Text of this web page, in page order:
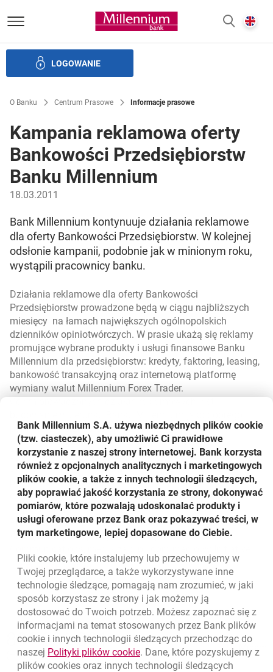
Bank Millennium homepage
LOGOWANIE
O Banku Centrum Prasowe Informacje prasowe
Kampania reklamowa oferty
Bankowości Przedsiębiorstw
Banku Millennium
18.03.2011
Bank Millennium kontynuuje działania reklamowe
dla oferty Bankowości Przedsiębiorstw. W kolejnej
odsłonie kampanii, podobnie jak w minionym roku,
wystąpili pracownicy banku.
Działania reklamowe dla oferty Bankowości
Przedsiębiorstw prowadzone będą w ciągu najbliższych
miesięcy na łamach największych ogólnopolskich
dzienników opiniotwórczych. W prasie ukażą się reklamy
promujące wybrane produkty i usługi finansowe Banku
Millennium dla przedsiębiorstw: kredyty, faktoring, leasing,
bankowość transakcyjną oraz internetową platformę
wymiany walut Millennium Forex Trader.
partnera dla przedsiębiorców- mówi Filip Mazurek,
Kierujący Zespołem Zarządzania Produktami w
Departamencie Marketingu Bankowości Przedsiębiorstw
Banku Millennium.Podobnie jak w przypadku kampanii
przeprowadzonej w 2010 roku, która przyniosła bardzo
dobre efekty, do wystąpienia w reklamach prasowych
zaprosiliśmy pracowników obszaru Bankowości
Przedsiębiorstw Banku Millennium- dodaje Filip Mazurek.
Kreację kampanii przygotowała agencja Mather
Powrót do listy
Nawigacja dolna
Zadzwoń do nas
801 331 331
(+48) 22 598 40 40
Migam
Bank Millennium S.A. używa niezbędnych plików cookie
(tzw. ciasteczek), aby umożliwić Ci prawidłowe
korzystanie z naszej strony internetowej. Bank korzysta
również z opcjonalnych analitycznych i marketingowych
plików cookie, a także z innych technologii śledzących,
aby poprawiać jakość korzystania ze strony, dokonywać
pomiarów, które pozwalają udoskonalać produkty i
usługi oferowane przez Bank oraz pokazywać treści, w
tym marketingowe, lepiej dopasowane do Ciebie.
Pliki cookie, które instalujemy lub przechowujemy w
Twojej przeglądarce, a także wykorzystywane inne
technologie śledzące, pomagają nam zrozumieć, w jaki
sposób korzystasz ze strony i jak możemy ją
dostosować do Twoich potrzeb. Możesz zapoznać się z
informacjami na temat stosowanych przez Bank plików
cookie i innych technologii śledzących przechodząc do
naszej Polityki plików cookielink otwiera się w nowym oknie
. Dane, które pozyskujemy z
plików cookies oraz innych technologii śledzących